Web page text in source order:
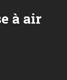
à air